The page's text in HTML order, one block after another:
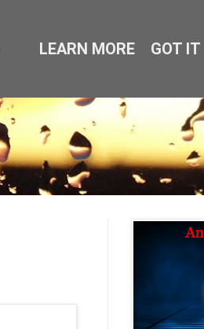
LEARN MORE GOT IT